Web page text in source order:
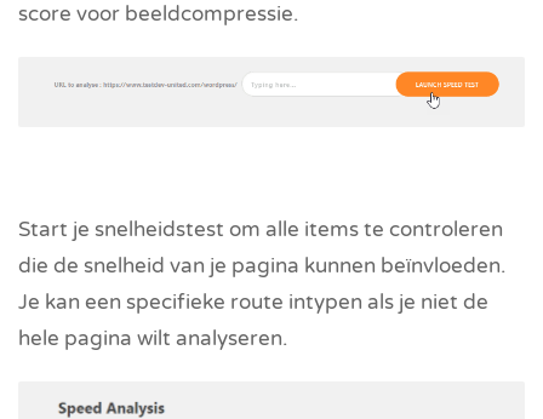
score voor beeldcompressie.
Start je snelheidstest om alle items te controleren
die de snelheid van je pagina kunnen beïnvloeden.
Je kan een specifieke route intypen als je niet de
hele pagina wilt analyseren.